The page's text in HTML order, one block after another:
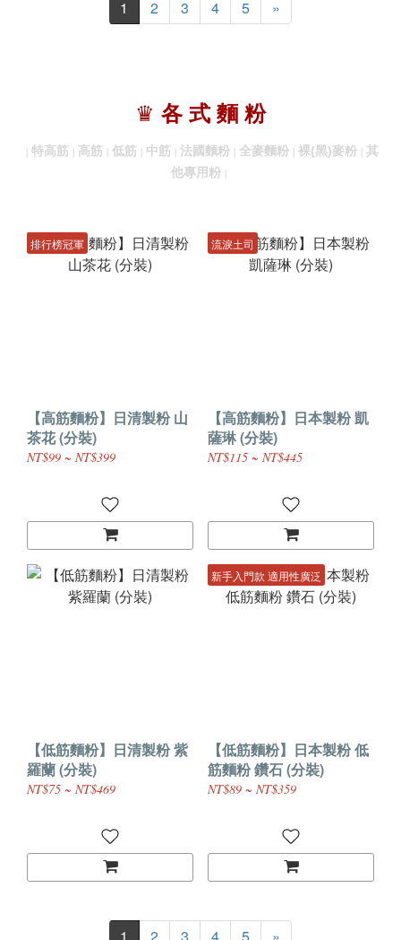
1 2 3 4 5 »
♛ 各 式 麵 粉
特高筋 高筋 低筋 中筋 法國麵粉 全麥麵粉 裸(黑)麥粉
其
他專用粉
排行榜冠軍
【高筋麵粉】日清製粉 山
茶花 (分裝)
NT$99 ~ NT$399
流淚土司
【高筋麵粉】日本製粉 凱
薩琳 (分裝)
NT$115 ~ NT$445
【低筋麵粉】日清製粉 紫
羅蘭 (分裝)
NT$75 ~ NT$469
新手入門款 適用性廣泛
【低筋麵粉】日本製粉 低
筋麵粉 鑽石 (分裝)
NT$89 ~ NT$359